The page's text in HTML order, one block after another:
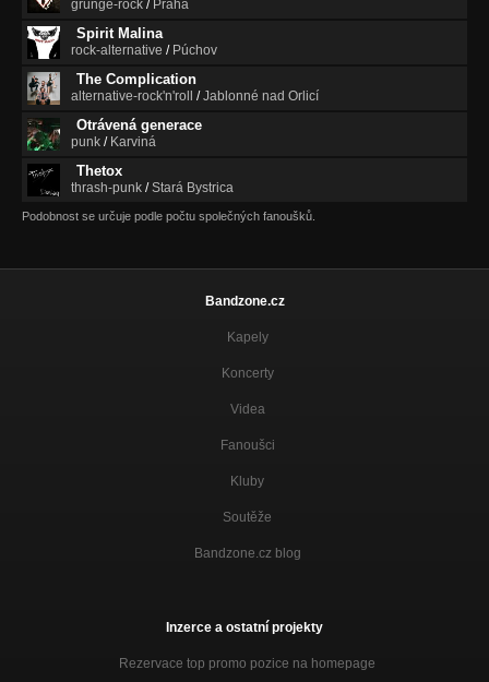
grunge-rock / Praha
Spirit Malina
rock-alternative / Púchov
The Complication
alternative-rock'n'roll /Jablonné nad Orlicí
Otrávená generace
punk / Karviná
Thetox
thrash-punk /Stará Bystrica
Podobnost se určuje podle počtu společných fanoušků.
Bandzone.cz
Kapely
Koncerty
Videa
Fanoušci
Kluby
Soutěže
Bandzone.cz blog
Inzerce a ostatní projekty
Rezervace top promo pozice na homepage